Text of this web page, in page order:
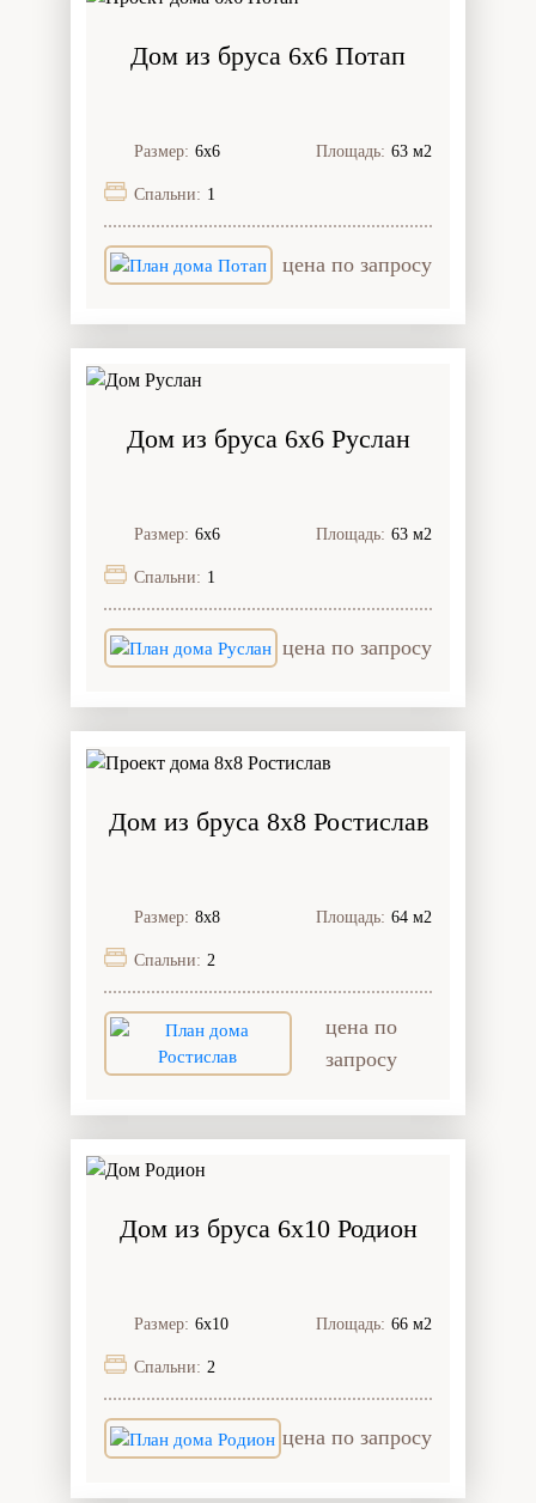
Дом из бруса 6x6 Потап
Размер: 6х6 Площадь: 63 м2
Спальни: 1
цена по запросу
Дом из бруса 6x6 Руслан
Размер: 6х6 Площадь: 63 м2
Спальни: 1
цена по запросу
Дом из бруса 8x8 Ростислав
Размер: 8х8 Площадь: 64 м2
Спальни: 2
цена по
запросу
Дом из бруса 6x10 Родион
Размер: 6х10 Площадь: 66 м2
Спальни: 2
цена по запросу